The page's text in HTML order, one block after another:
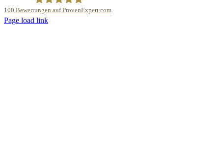
100 Bewertungen auf ProvenExpert.com
YouTube
Page load link